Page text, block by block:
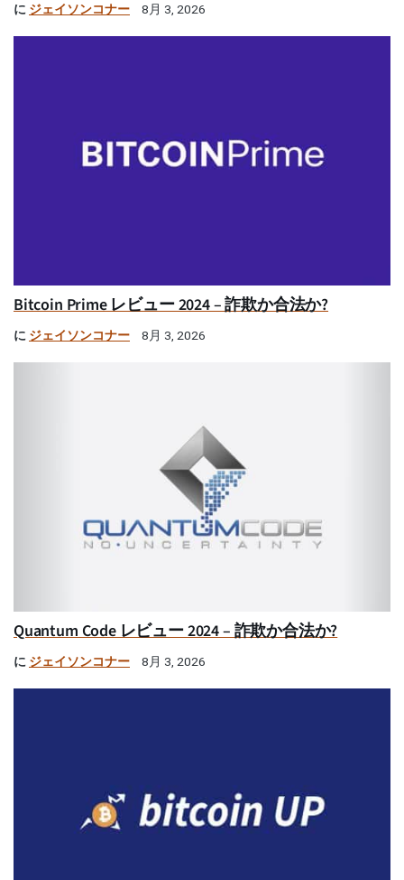
に ジェイソンコナー 8月 3, 2026
Bitcoin Prime レビュー 2024 – 詐欺か合法か?
に ジェイソンコナー 8月 3, 2026
Quantum Code レビュー 2024 – 詐欺か合法か?
に ジェイソンコナー 8月 3, 2026